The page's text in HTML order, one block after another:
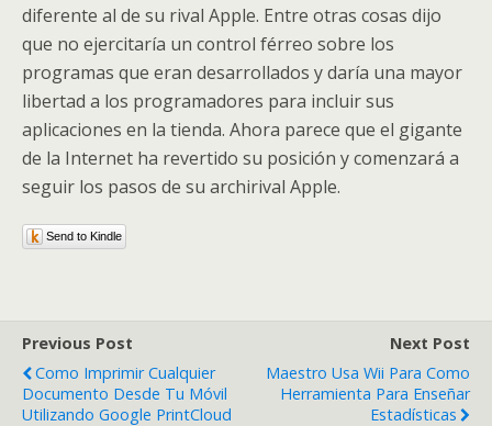
diferente al de su rival Apple. Entre otras cosas dijo
que no ejercitaría un control férreo sobre los
programas que eran desarrollados y daría una mayor
libertad a los programadores para incluir sus
aplicaciones en la tienda. Ahora parece que el gigante
de la Internet ha revertido su posición y comenzará a
seguir los pasos de su archirival Apple.
Send to Kindle
Previous Post
Como Imprimir Cualquier
Documento Desde Tu Móvil
Utilizando Google PrintCloud
Next Post
Maestro Usa Wii Para Como
Herramienta Para Enseñar
Estadísticas